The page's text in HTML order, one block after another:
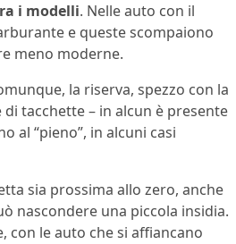
i modelli. Nelle auto con il
e queste scompaiono
meno moderne.
la riserva, spezzo con la
di tacchette – in alcun è presente
al “pieno”, in alcuni casi
sia prossima allo zero, anche
nascondere una piccola insidia.
con le auto che si affiancano